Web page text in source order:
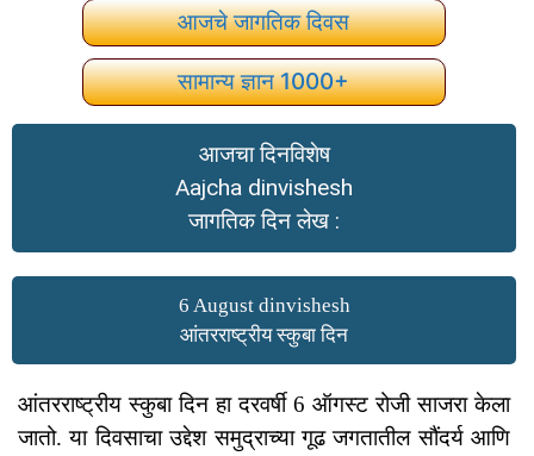
आजचे जागतिक दिवस
सामान्य ज्ञान 1000+
आजचा दिनविशेष
Aajcha dinvishesh
जागतिक दिन लेख :
6 August dinvishesh
आंतरराष्ट्रीय स्कुबा दिन
आंतरराष्ट्रीय स्कुबा दिन हा दरवर्षी 6 ऑगस्ट रोजी साजरा केला
जातो. या दिवसाचा उद्देश समुद्राच्या गूढ जगतातील सौंदर्य आणि